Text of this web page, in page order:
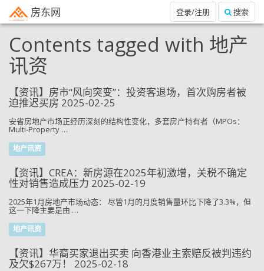
房东网 搜索
登录/注册
Contents tagged with 地产
讯资
【资讯】房市“风向突变”：投资客退场，首次购房者被
迫推迟买房 2025-02-25
安省房地产市场正经历深刻的结构性变化，多套房产持有者（MPOs：
Multi-Property …
地产讯资
【资讯】CREA：新房源在2025年初激增，关税不确定
性对销售造成压力 2025-02-19
2025年1月房地产市场动态： 尽管1月的月度销售量环比下降了3.3%，但
这一下降主要是由 …
地产讯资
【资讯】华裔买家退出买卖 向香港业主索赔反被判违约
及欠$267万！ 2025-02-18